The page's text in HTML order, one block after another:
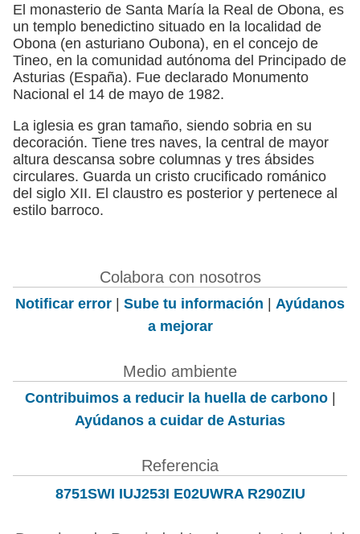
El monasterio de Santa María la Real de Obona, es
un templo benedictino situado en la localidad de
Obona (en asturiano Oubona), en el concejo de
Tineo, en la comunidad autónoma del Principado de
Asturias (España). Fue declarado Monumento
Nacional el 14 de mayo de 1982.
La iglesia es gran tamaño, siendo sobria en su
decoración. Tiene tres naves, la central de mayor
altura descansa sobre columnas y tres ábsides
circulares. Guarda un cristo crucificado románico
del siglo XII. El claustro es posterior y pertenece al
estilo barroco.
Colabora con nosotros
Notificar error | Sube tu información | Ayúdanos
a mejorar
Medio ambiente
Contribuimos a reducir la huella de carbono|
Ayúdanos a cuidar de Asturias
Referencia
8751SWI IUJ253I E02UWRA R290ZIU